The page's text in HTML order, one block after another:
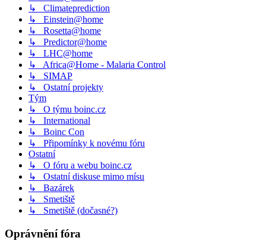
↳ Climateprediction
↳ Einstein@home
↳ Rosetta@home
↳ Predictor@home
↳ LHC@home
↳ Africa@Home - Malaria Control
↳ SIMAP
↳ Ostatní projekty
Tým
↳ O týmu boinc.cz
↳ International
↳ Boinc Con
↳ Připomínky k novému fóru
Ostatní
↳ O fóru a webu boinc.cz
↳ Ostatní diskuse mimo mísu
↳ Bazárek
↳ Smetiště
↳ Smetiště (dočasné?)
Oprávnění fóra